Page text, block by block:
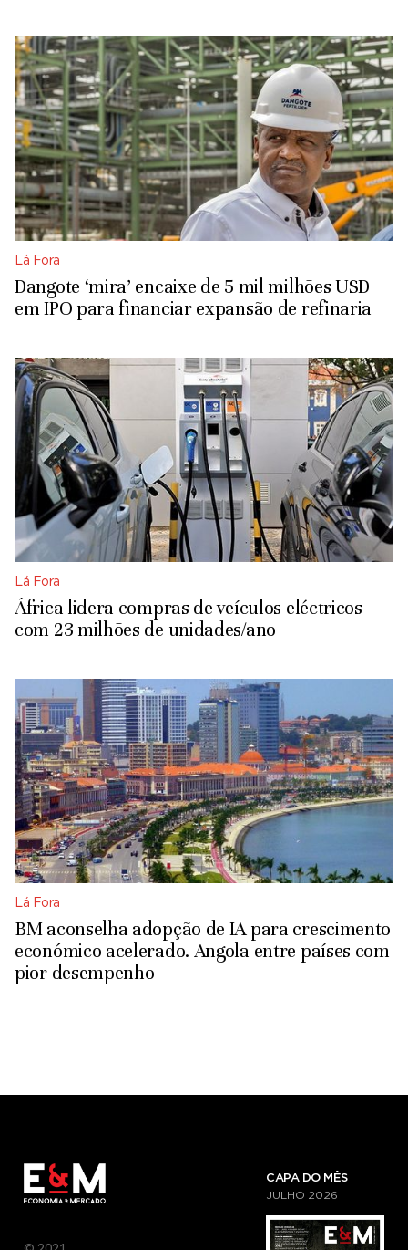
Lá Fora
Dangote ‘mira’ encaixe de 5 mil milhões USD
em IPO para financiar expansão de refinaria
Lá Fora
África lidera compras de veículos eléctricos
com 23 milhões de unidades/ano
Lá Fora
BM aconselha adopção de IA para crescimento
económico acelerado. Angola entre países com
pior desempenho
CAPA DO MÊS
JULHO 2026